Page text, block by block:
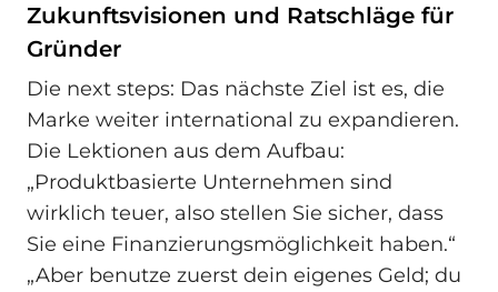
Zukunftsvisionen und Ratschläge für
Gründer
Die next steps: Das nächste Ziel ist es, die
Marke weiter international zu expandieren.
Die Lektionen aus dem Aufbau:
„Produktbasierte Unternehmen sind
wirklich teuer, also stellen Sie sicher, dass
Sie eine Finanzierungsmöglichkeit haben.“
„Aber benutze zuerst dein eigenes Geld; du